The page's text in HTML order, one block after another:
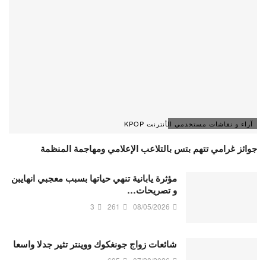
آراء و نقاشات مستخدمي الأنترنت KPOP
جوائز غرامي تتهم بتس بالتلاعب الإعلامي ومهاجمة المنظمة
مؤثرة يابانية تنهي حياتها بسبب معجبي انهايبن
و تصريحات…
08/05/2026
261
3
شائعات زواج جونغكوك ووينتر تثير جدلا واسعا